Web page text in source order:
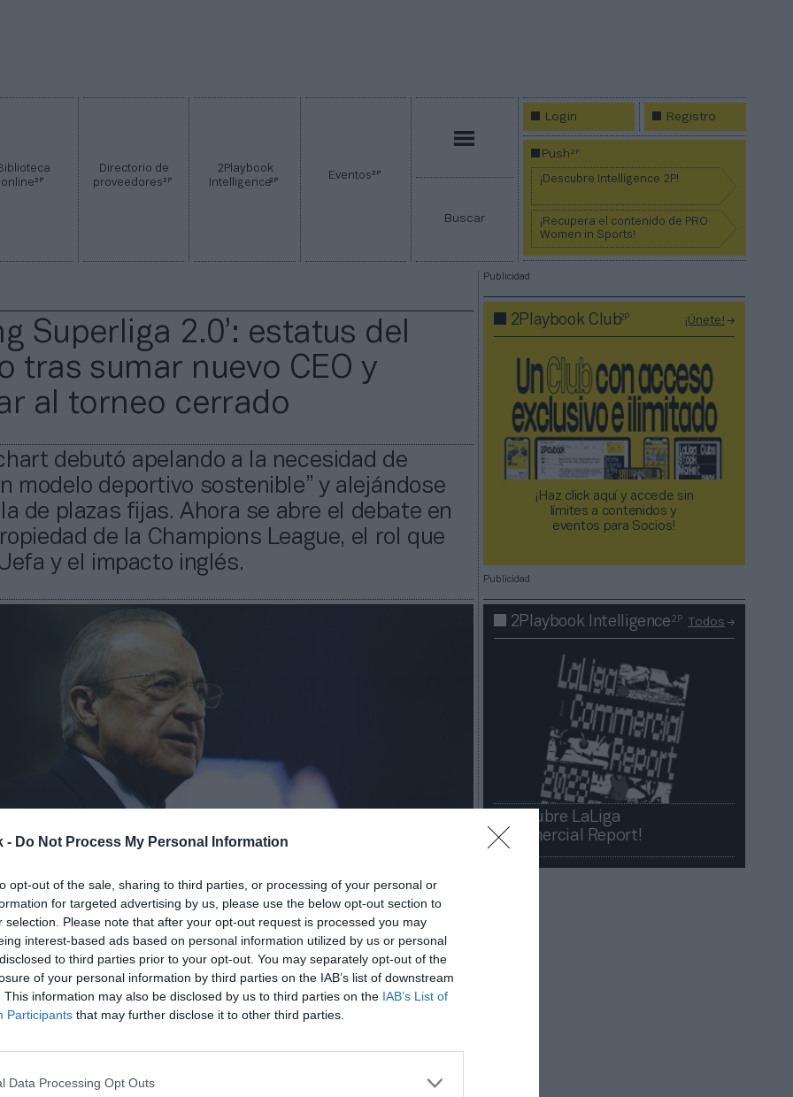
- Do Not Process My Personal Information
opt-out of the sale, sharing to third parties, or processing of your personal or
for targeted advertising by us, please use the below opt-out section to
selection. Please note that after your opt-out request is processed you may
interest-based ads based on personal information utilized by us or personal
to third parties prior to your opt-out. You may separately opt-out of the
of your personal information by third parties on the IAB’s list of downstream
This information may also be disclosed by us to third parties on the IAB’s List of
Participants that may further disclose it to other third parties.
Data Processing Opt Outs
online2P
Directorio de
proveedores2P
2Playbook
Intelligence2P Eventos2P
Buscar
Login Registro
Push2P
¡Descubre Intelligence 2P!
¡Recupera el contenido de PRO
Women in Sports!
Superliga 2.0’: estatus del
tras sumar nuevo CEO y
al torneo cerrado
debutó apelando a la necesidad de
modelo deportivo sostenible” y alejándose
de plazas fijas. Ahora se abre el debate en
de la Champions League, el rol que
y el impacto inglés.
25 de octubre de 2022
Guardar Me gusta
un diálogo abierto, honesto y sin restricciones con los actores
línea de la Superliga europea. E
Publicidad
2Playbook Club2P ¡Únete!
¡Haz click aquí y accede sin
límites a contenidos y
eventos para Socios!​​​​​​​
Publicidad
2Playbook Intelligence2P Todos
¡Descubre LaLiga
Commercial Report!​​